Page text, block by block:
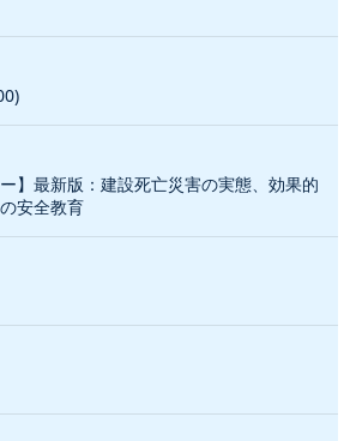
】最新版：建設死亡災害の実態、効果的
安全教育